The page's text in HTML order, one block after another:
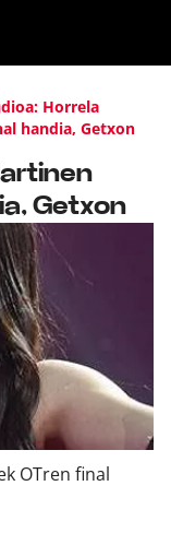
Horrela
handia, Getxon
Getxon
OTren final